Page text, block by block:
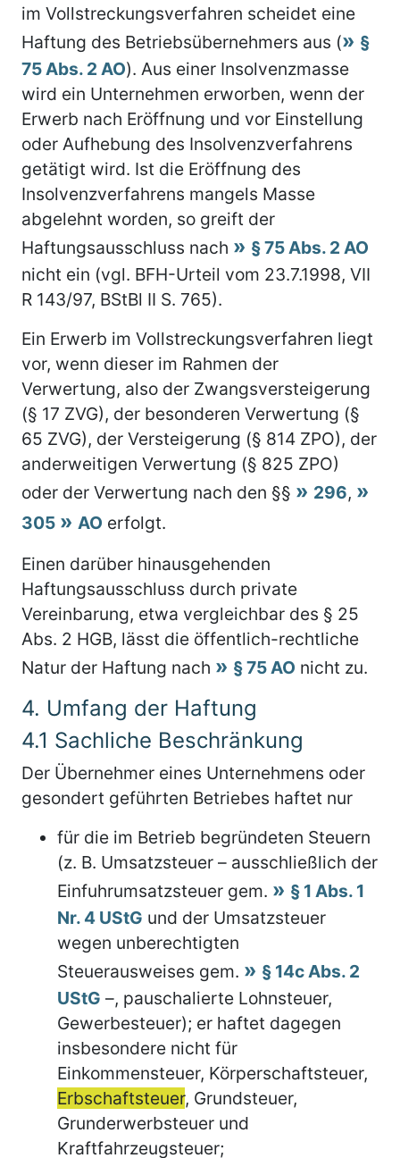
im Vollstreckungsverfahren scheidet eine
Haftung des Betriebsübernehmers aus (
§
75 Abs. 2 AO). Aus einer Insolvenzmasse
wird ein Unternehmen erworben, wenn der
Erwerb nach Eröffnung und vor Einstellung
oder Aufhebung des Insolvenzverfahrens
getätigt wird. Ist die Eröffnung des
Insolvenzverfahrens mangels Masse
abgelehnt worden, so greift der
Haftungsausschluss nach
§ 75 Abs. 2 AO
nicht ein (vgl. BFH-Urteil vom 23.7.1998, VII
R 143/97, BStBl II S. 765).
Ein Erwerb im Vollstreckungsverfahren liegt
vor, wenn dieser im Rahmen der
Verwertung, also der Zwangsversteigerung
(§ 17 ZVG), der besonderen Verwertung (§
65 ZVG), der Versteigerung (§ 814 ZPO), der
anderweitigen Verwertung (§ 825 ZPO)
oder der Verwertung nach den §§
296,
305
AO erfolgt.
Einen darüber hinausgehenden
Haftungsausschluss durch private
Vereinbarung, etwa vergleichbar des § 25
Abs. 2 HGB, lässt die öffentlich-rechtliche
Natur der Haftung nach
§ 75 AO nicht zu.
4. Umfang der Haftung
4.1 Sachliche Beschränkung
Der Übernehmer eines Unternehmens oder
gesondert geführten Betriebes haftet nur
für die im Betrieb begründeten Steuern
(z. B. Umsatzsteuer – ausschließlich der
Einfuhrumsatzsteuer gem.
§ 1 Abs. 1
Nr. 4 UStG und der Umsatzsteuer
wegen unberechtigten
Steuerausweises gem.
§ 14c Abs. 2
UStG –, pauschalierte Lohnsteuer,
Gewerbesteuer); er haftet dagegen
insbesondere nicht für
Einkommensteuer, Körperschaftsteuer,
Erbschaftsteuer, Grundsteuer,
Grunderwerbsteuer und
Kraftfahrzeugsteuer;